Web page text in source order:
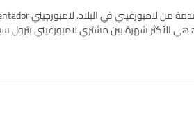
المواصفات، الصور، استهلاك الوقود